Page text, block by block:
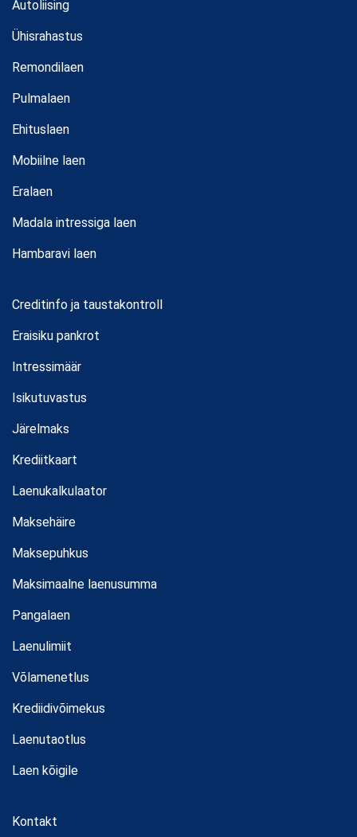
Autoliising
Ühisrahastus
Remondilaen
Pulmalaen
Ehituslaen
Mobiilne laen
Eralaen
Madala intressiga laen
Hambaravi laen
Creditinfo ja taustakontroll
Eraisiku pankrot
Intressimäär
Isikutuvastus
Järelmaks
Krediitkaart
Laenukalkulaator
Maksehäire
Maksepuhkus
Maksimaalne laenusumma
Pangalaen
Laenulimiit
Võlamenetlus
Krediidivõimekus
Laenutaotlus
Laen kõigile
Kontakt